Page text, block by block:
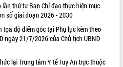
thứ tư Ban Chỉ đạo thực hiện mục
số giai đoạn 2026 - 2030
tọa độ điểm góc tại Phụ lục kèm theo
ngày 21/7/2026 của Chủ tịch UBND
lại Trung tâm Y tế Tuy An trực thuộc